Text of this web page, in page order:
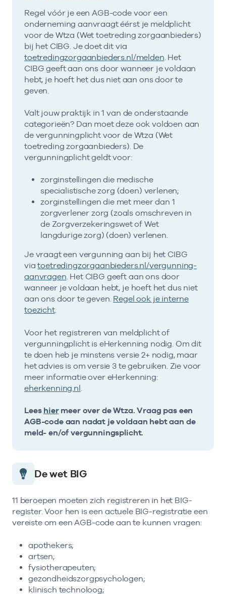
Regel vóór je een AGB-code voor een
onderneming aanvraagt éérst je meldplicht
voor de Wtza (Wet toetreding zorgaanbieders)
bij het CIBG. Je doet dit via
toetredingzorgaanbieders.nl/melden . Het
CIBG geeft aan ons door wanneer je voldaan
hebt, je hoeft het dus niet aan ons door te
geven.
Valt jouw praktijk in 1 van de onderstaande
categorieën? Dan moet deze ook voldoen aan
de vergunningplicht voor de Wtza (Wet
toetreding zorgaanbieders). De
vergunningplicht geldt voor:
zorginstellingen die medische
specialistische zorg (doen) verlenen;
zorginstellingen die met meer dan 1
zorgverlener zorg (zoals omschreven in
de Zorgverzekeringswet of Wet
langdurige zorg) (doen) verlenen.
Je vraagt een vergunning aan bij het CIBG
viatoetredingzorgaanbieders.nl/vergunning-
aanvragen. Het CIBG geeft aan ons door
wanneer je voldaan hebt, je hoeft het dus niet
aan ons door te geven. Regel ook je interne
toezicht.
Voor het registreren van meldplicht of
vergunningplicht is eHerkenning nodig. Om dit
te doen heb je minstens versie 2+ nodig, maar
het advies is om versie 3 te gebruiken. Zie voor
meer informatie over eHerkenning:
eherkenning.nl
Lees hiermeer over de Wtza. Vraag pas een
AGB-code aan nadat je voldaan hebt aan de
meld- en/of vergunningsplicht.
De wet BIG
11 beroepen moeten zich registreren in het BIG-
register. Voor hen is een actuele BIG-registratie een
vereiste om een AGB-code aan te kunnen vragen:
apothekers;
artsen;
fysiotherapeuten;
gezondheidszorgpsychologen;
klinisch technoloog;